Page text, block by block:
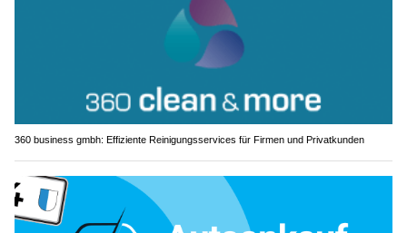
360 business gmbh: Effiziente Reinigungsservices für Firmen und Privatkunden